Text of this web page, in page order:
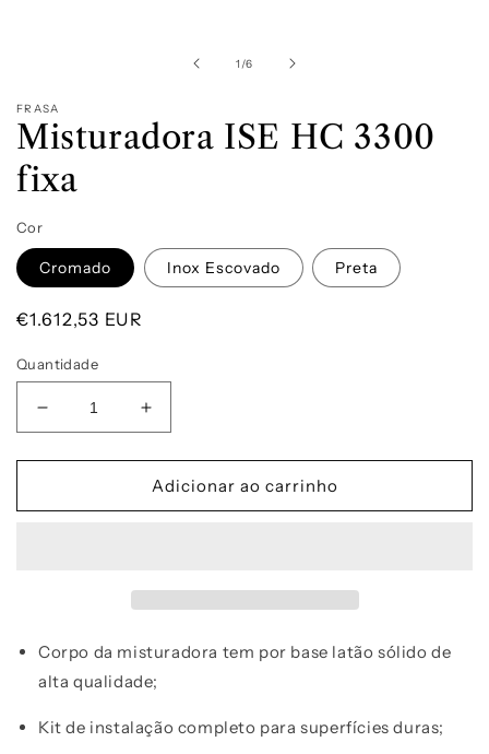
1 /de
6
FRASA
Misturadora ISE HC 3300
fixa
Cor
Cromado Inox Escovado Preta
Preço
€1.612,53 EUR
Quantidade
Diminuir
a
quantidade
Misturadora
Aumentar
a
quantidade
de
Misturadora
Adicionar ao carrinho
Corpo da misturadora tem por base latão sólido de
alta qualidade;
Kit de instalação completo para superfícies duras;